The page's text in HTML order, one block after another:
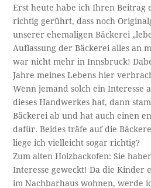
Erst heute habe ich Ihren Beitrag
richtig gerührt, dass noch
unserer ehemaligen Bäckerei
Auflassung der Bäckerei alles an
war nicht mehr in Innsbruck!
Jahre meines Lebens hier
Wenn jemand solch ein Interesse
dieses Handwerkes hat, dann
Bäckerei ab und hat auch einen
dafür. Beides träfe auf die
liege ich vielleicht sogar richtig?
Zum alten Holzbackofen: Sie
Interesse geweckt! Da die Kinder
im Nachbarhaus wohnen, werde